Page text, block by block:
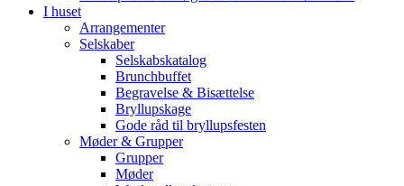
I huset
Arrangementer
Selskaber
Selskabskatalog
Brunchbuffet
Begravelse & Bisættelse
Bryllupskage
Gode råd til bryllupsfesten
Møder & Grupper
Grupper
Møder